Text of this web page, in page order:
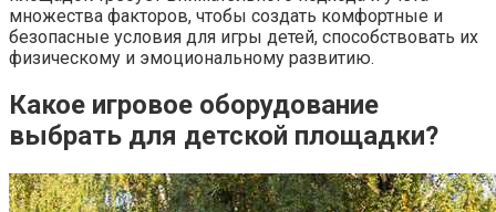
множества факторов, чтобы создать комфортные и
безопасные условия для игры детей, способствовать их
физическому и эмоциональному развитию.
Какое игровое оборудование
выбрать для детской площадки?